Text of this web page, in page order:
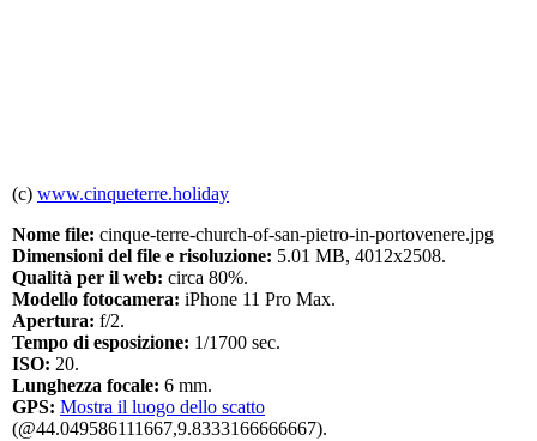
(c) www.cinqueterre.holiday
Nome file: cinque-terre-church-of-san-pietro-in-portovenere.jpg
Dimensioni del file e risoluzione: 5.01 MB, 4012x2508.
Qualità per il web: circa 80%.
Modello fotocamera: iPhone 11 Pro Max.
Apertura: f/2.
Tempo di esposizione: 1/1700 sec.
ISO: 20.
Lunghezza focale: 6 mm.
GPS: Mostra il luogo dello scatto
(@44.049586111667,9.8333166666667).